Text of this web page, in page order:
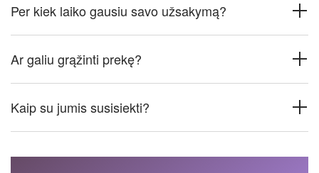
Per kiek laiko gausiu savo užsakymą?
Ar galiu grąžinti prekę?
Kaip su jumis susisiekti?